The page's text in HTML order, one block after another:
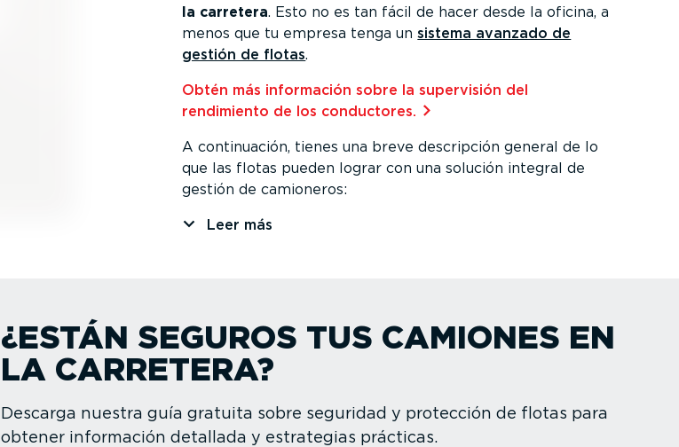
la carretera. Esto no es tan fácil de hacer desde la oficina, a
menos que tu empresa tenga unsistema avanzado de
gestión de flotas.
Obtén más información sobre la supervisión del
rendimiento de los conductores.⁠
A conti­nuación, tienes una breve descripción general de lo
que las flotas pueden lograr con una solución integral de
gestión de camioneros:
Leer más
¿ESTÁN SEGUROS TUS CAMIONES EN
LA CARRETERA?
Descarga nuestra guía gratuita sobre seguridad y protección de flotas para
obtener información detallada y estrategias prácticas.